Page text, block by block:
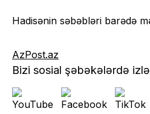
Hadisənin səbəbləri barədə
AzPost.az
Bizi sosial şəbəkələrdə